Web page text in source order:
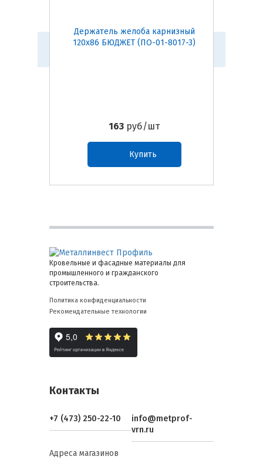
Держатель желоба карнизный
120х86 БЮДЖЕТ (ПО-01-8017-3)
163 руб/шт
Купить
Кровельные и фасадные материалы для
промышленного и гражданского
строительства.
Политика конфиденциальности
Рекомендательные технологии
Контакты
+7 (473) 250-22-10
info@metprof-
vrn.ru
Адреса магазинов